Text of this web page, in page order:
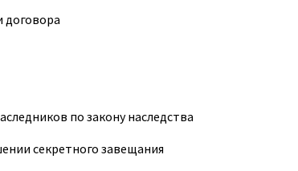
договора
по закону наследства
секретного завещания